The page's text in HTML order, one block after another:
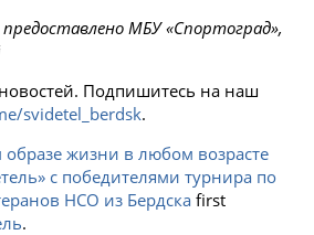
МБУ «Спортоград»,
новостей. Подпишитесь на наш
svidetel_berdsk.
жизни в любом возрасте
с победителями турнира по
НСО из Бердска first
.